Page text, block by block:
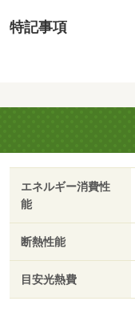
特記事項
エネルギー消費性
能
断熱性能
目安光熱費